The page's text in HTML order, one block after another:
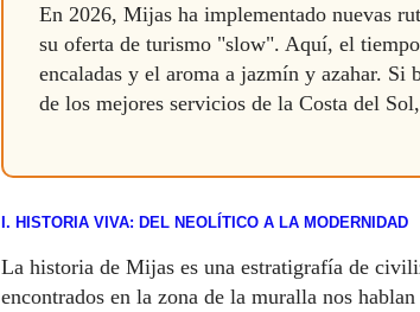
En 2026, Mijas ha implementado nuevas
su oferta de turismo "slow". Aquí, el tiempo
encaladas y el aroma a jazmín y azahar.
de los mejores servicios de la Costa del
I. HISTORIA VIVA: DEL NEOLÍTICO A LA MODERNIDAD
La historia de Mijas es una estratigrafía de
encontrados en la zona de la muralla nos